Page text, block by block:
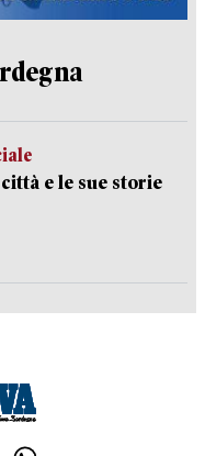
e le sue storie